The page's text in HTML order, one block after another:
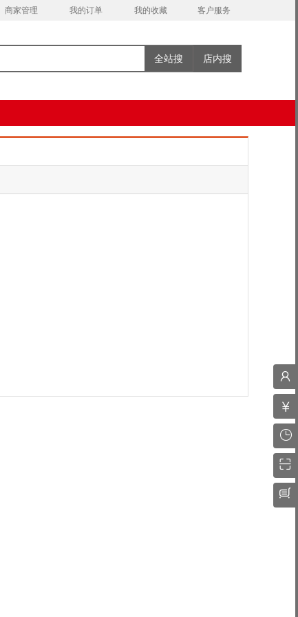
商家管理 我的订单 我的收藏 客户服务
全站搜 店内搜